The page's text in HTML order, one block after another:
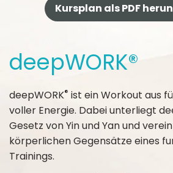
Kursplan als PDF
deepWORK®
deepWORK® ist ein Workout aus
voller Energie. Dabei unterliegt
Gesetz von Yin und Yan und
körperlichen Gegensätze eines
Trainings.